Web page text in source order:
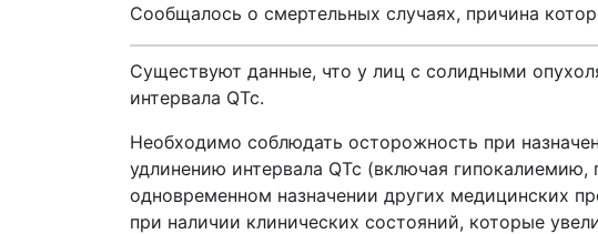
Сообщалось о смертельных случаях, причина
Существуют данные, что у лиц с солидными
интервала QTc.
Необходимо соблюдать осторожность при
удлинению интервала QTc (включая
одновременном назначении других медицинских
при наличии клинических состояний, которые